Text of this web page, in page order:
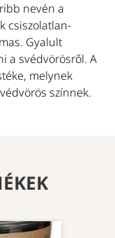
nevén a
csiszolatlan-
Gyalult
a svédvörösről. A
melynek
színnek.